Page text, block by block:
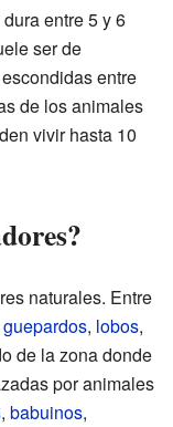
entre 5 y 6
ser de
entre
de los animales
vivir hasta 10
naturales. Entre
guepardos, lobos,
de la zona donde
por animales
, babuinos,